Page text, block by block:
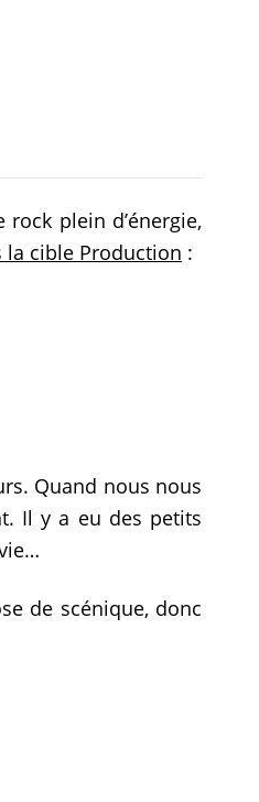
plein d’énergie,
la cible Production :
Quand nous nous
Il y a eu des petits
de scénique, donc